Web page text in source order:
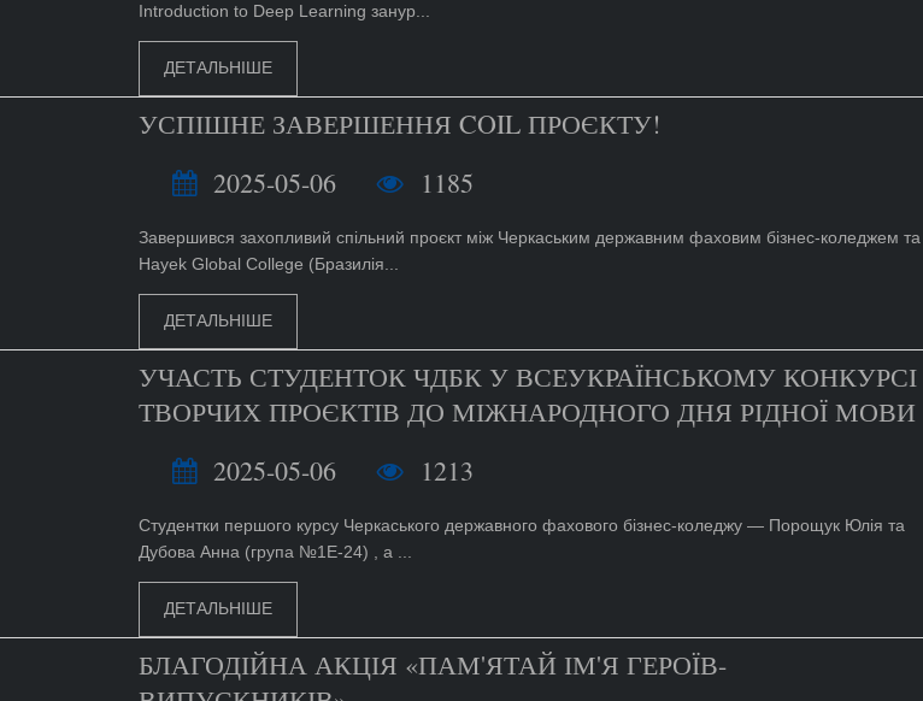
Introduction to Deep Learning занур...
ДЕТАЛЬНІШЕ
УСПІШНЕ ЗАВЕРШЕННЯ COIL ПРОЄКТУ!
2025-05-06
1185
Завершився захопливий спільний проєкт між Черкаським державним фаховим бізнес-коледжем та
Hayek Global College (Бразилія...
ДЕТАЛЬНІШЕ
УЧАСТЬ СТУДЕНТОК ЧДБК У ВСЕУКРАЇНСЬКОМУ КОНКУРСІ
ТВОРЧИХ ПРОЄКТІВ ДО МІЖНАРОДНОГО ДНЯ РІДНОЇ МОВИ
2025-05-06
1213
Студентки першого курсу Черкаського державного фахового бізнес-коледжу — Порощук Юлія та
Дубова Анна (група №1Е-24) , а ...
ДЕТАЛЬНІШЕ
БЛАГОДІЙНА АКЦІЯ «ПАМ'ЯТАЙ ІМ'Я ГЕРОЇВ-